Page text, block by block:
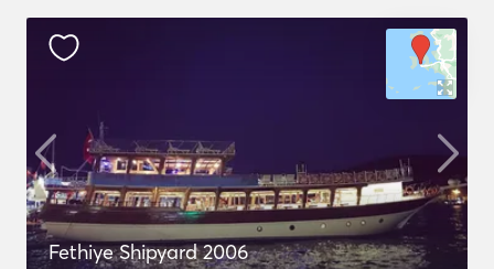
Fethiye Shipyard 2006